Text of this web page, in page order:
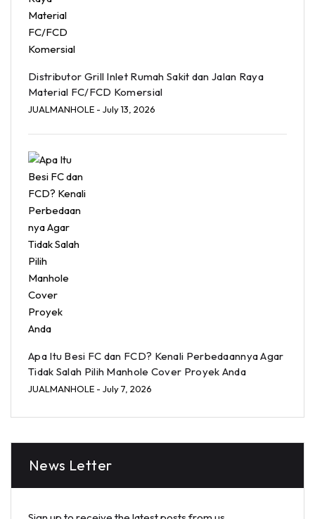
Distributor Grill Inlet Rumah Sakit dan Jalan Raya
Material FC/FCD Komersial
JUALMANHOLE - July 13, 2026
Apa Itu Besi FC dan FCD? Kenali Perbedaannya Agar
Tidak Salah Pilih Manhole Cover Proyek Anda
JUALMANHOLE - July 7, 2026
News Letter